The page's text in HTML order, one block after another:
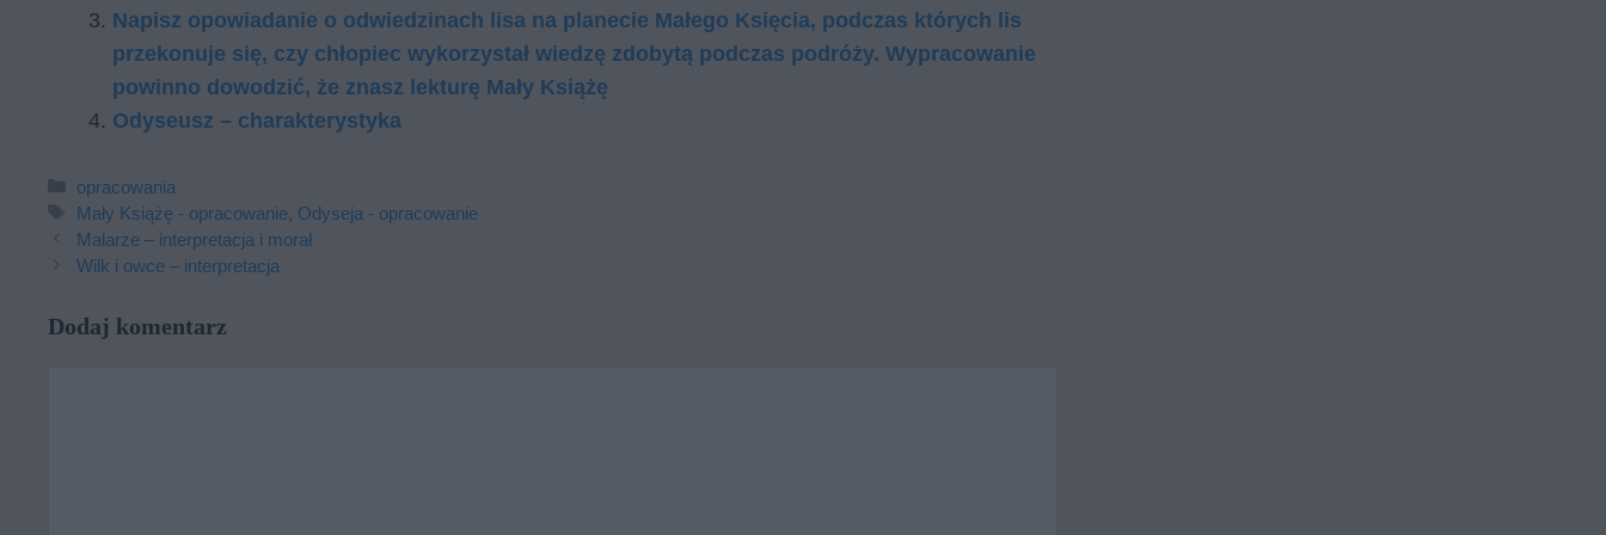
Napisz opowiadanie o odwiedzinach lisa na planecie Małego Księcia, podczas których lis
przekonuje się, czy chłopiec wykorzystał wiedzę zdobytą podczas podróży. Wypracowanie
powinno dowodzić, że znasz lekturę Mały Książę
Odyseusz – charakterystyka
Kategorie
opracowania
Tagi
Mały Książę - opracowanie, Odyseja - opracowanie
Malarze – interpretacja i morał
Wilk i owce – interpretacja
Dodaj komentarz